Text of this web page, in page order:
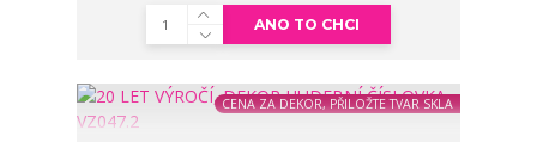
ANO TO CHCI
CENA ZA DEKOR, PŘILOŽTE TVAR SKLA